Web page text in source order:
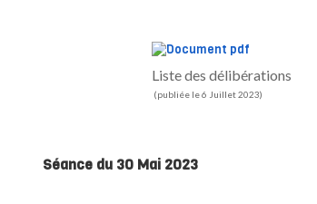
Liste des délibérations
(publiée le 6 Juillet 2023)
Séance du 30 Mai 2023